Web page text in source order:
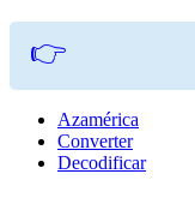
👉
Azamérica
Converter
Decodificar